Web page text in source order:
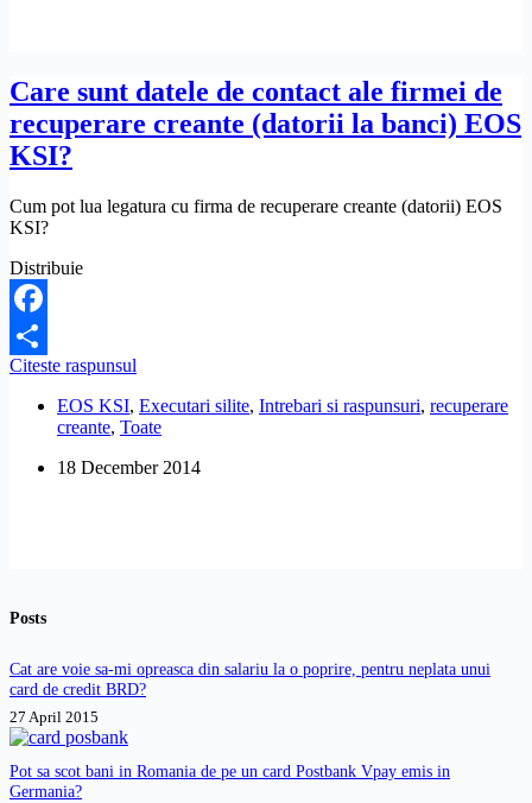
si
firma
de
E
lei
in
zile,
Care sunt datele de contact ale firmei de
recuperare creante (datorii la banci) EOS
KSI?
Cum pot lua legatura cu firma de recuperare creante (datorii) EOS
KSI?
Distribuie
Facebook
Share
Citeste raspunsul
datele
de
ale
KSI?
EOS KSI, Executari silite, Intrebari si raspunsuri, recuperare
creante, Toate
18 December 2014
Posts
Cat are voie sa-mi opreasca din salariu la o poprire, pentru neplata unui
card de credit BRD?
27 April 2015
Pot sa scot bani in Romania de pe un card Postbank Vpay emis in
Germania?